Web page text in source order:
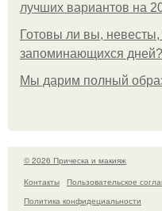
лучших вариантов на
Готовы ли вы,
запоминающихся дней?
Мы дарим полный
© 2026 Прическа и макияж
Контакты
Пользовательское
Политика конфидециальности